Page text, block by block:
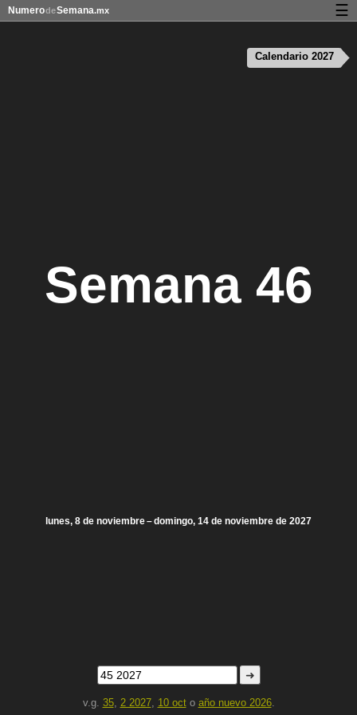
Semana 46
lunes, 8 de noviembre – domingo, 14 de noviembre de 2027
➜
v.g. 35, 2 2027, 10 octo año nuevo 2026.
Calendario 2027
NumerodeSemana.mx ☰